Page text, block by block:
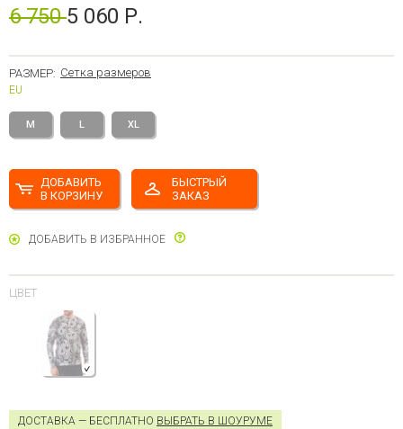
6 7505 060 Р.
РАЗМЕР: Сетка размеров
EU
M L XL
ДОБАВИТЬ
В КОРЗИНУ
БЫСТРЫЙ
ЗАКАЗ
ДОБАВИТЬ В ИЗБРАННОЕ
ЦВЕТ
ДОСТАВКА — БЕСПЛАТНО ВЫБРАТЬ В ШОУРУМЕ